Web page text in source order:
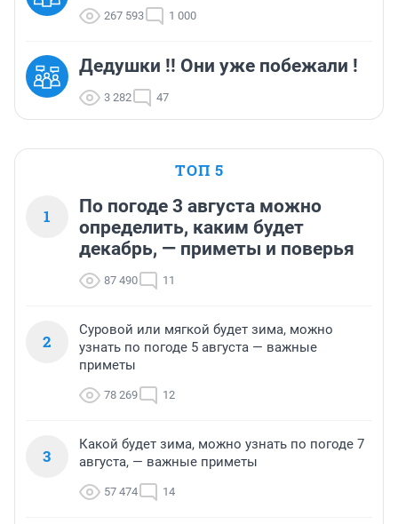
267 593 1 000
Дедушки !! Они уже побежали !
3 282 47
ТОП 5
1
По погоде 3 августа можно
определить, каким будет
декабрь, — приметы и поверья
87 490 11
2
Суровой или мягкой будет зима, можно
узнать по погоде 5 августа — важные
приметы
78 269 12
3
Какой будет зима, можно узнать по погоде 7
августа, — важные приметы
57 474 14